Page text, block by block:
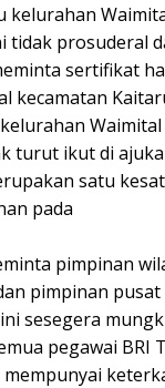
kelurahan
tidak prosuderal
sertifikat
kecamatan
turut ikut di
satu
pada
pimpinan
pimpinan
sesegera
pegawai BRI